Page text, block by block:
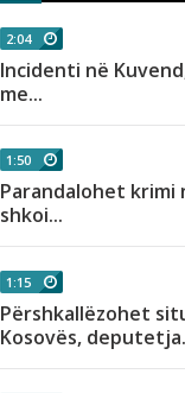
2:04
Incidenti në
me...
1:50
Parandalohet krimi
shkoi...
1:15
Përshkallëzohet
Kosovës,